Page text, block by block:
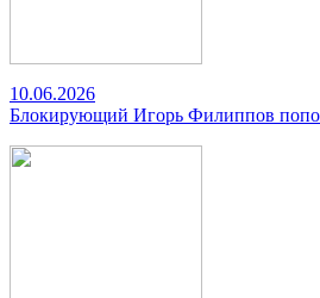
10.06.2026
Блокирующий Игорь Филиппов